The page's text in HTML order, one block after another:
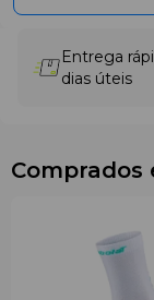
Entrega
dias úteis